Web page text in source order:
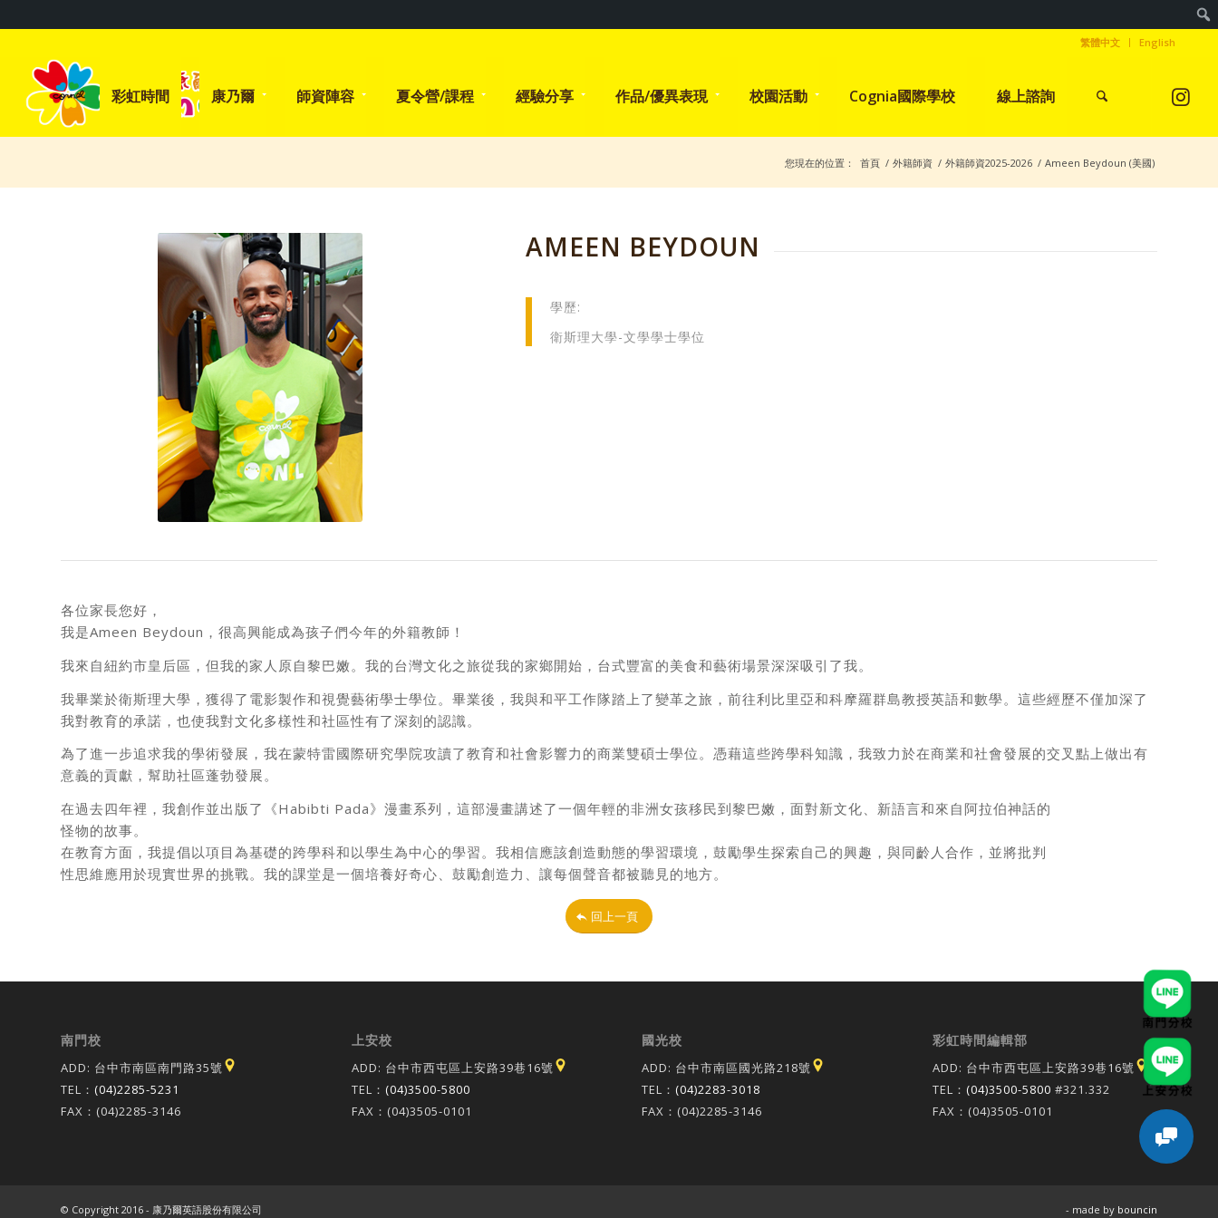
繁體中文 English
彩虹時間 康乃爾 師資陣容 夏令營/課程 經驗分享 作品/優異表現 校園活動 Cognia國際學校 線上諮詢
您現在的位置： 首頁 / 外籍師資 / 外籍師資2025-2026 / Ameen Beydoun (美國)
AMEEN BEYDOUN
學歷:
衛斯理大學-文學學士學位
各位家長您好，
我是Ameen Beydoun，很高興能成為孩子們今年的外籍教師！
我來自紐約市皇后區，但我的家人原自黎巴嫩。我的台灣文化之旅從我的家鄉開始，台式豐富的美食和藝術場景深深吸引了我。
我畢業於衛斯理大學，獲得了電影製作和視覺藝術學士學位。畢業後，我與和平工作隊踏上了變革之旅，前往利比里亞和科摩羅群島教授英語和數學。這些經歷不僅加深了
我對教育的承諾，也使我對文化多樣性和社區性有了深刻的認識。
為了進一步追求我的學術發展，我在蒙特雷國際研究學院攻讀了教育和社會影響力的商業雙碩士學位。憑藉這些跨學科知識，我致力於在商業和社會發展的交叉點上做出有
意義的貢獻，幫助社區蓬勃發展。
在過去四年裡，我創作並出版了《Habibti Pada》漫畫系列，這部漫畫講述了一個年輕的非洲女孩移民到黎巴嫩，面對新文化、新語言和來自阿拉伯神話的
怪物的故事。
在教育方面，我提倡以項目為基礎的跨學科和以學生為中心的學習。我相信應該創造動態的學習環境，鼓勵學生探索自己的興趣，與同齡人合作，並將批判
性思維應用於現實世界的挑戰。我的課堂是一個培養好奇心、鼓勵創造力、讓每個聲音都被聽見的地方。
回上一頁
南門校
ADD: 台中市南區南門路35號
TEL： (04)2285-5231
FAX：(04)2285-3146
上安校
ADD: 台中市西屯區上安路39巷16號
TEL： (04)3500-5800
FAX：(04)3505-0101
國光校
ADD: 台中市南區國光路218號
TEL：(04)2283-3018
FAX：(04)2285-3146
彩虹時間編輯部
ADD: 台中市西屯區上安路39巷16號
TEL： (04)3500-5800 #321.332
FAX：(04)3505-0101
© Copyright 2016 - 康乃爾英語股份有限公司 - made by bouncin